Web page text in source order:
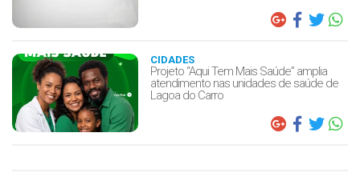
CIDADES
Projeto “Aqui Tem Mais Saúde” amplia
atendimento nas unidades de saúde de
Lagoa do Carro